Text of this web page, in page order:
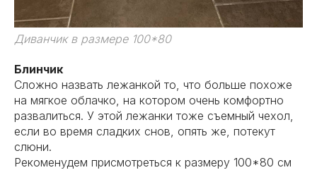
Диванчик в размере 100*80
Блинчик
Сложно назвать лежанкой то, что больше похоже
на мягкое облачко, на котором очень комфортно
развалиться. У этой лежанки тоже съемный чехол,
если во время сладких снов, опять же, потекут
слюни.
Рекоменудем присмотреться к размеру 100*80 см